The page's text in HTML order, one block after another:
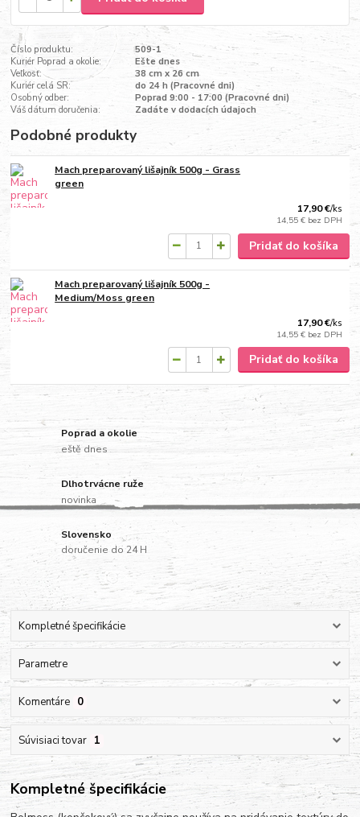
Číslo produktu:
509-1
Kuriér Poprad a okolie:
Ešte dnes
Veľkosť:
38 cm x 26 cm
Kuriér celá SR:
do 24 h (Pracovné dni)
Osobný odber:
Poprad 9:00 - 17:00 (Pracovné dni)
Váš dátum doručenia:
Zadáte v dodacích údajoch
Podobné produkty
Mach preparovaný lišajník 500g - Grass
green
17,90 €/ks
14,55 € bez DPH
Pridať do košíka
Mach preparovaný lišajník 500g -
Medium/Moss green
17,90 €/ks
14,55 € bez DPH
Pridať do košíka
Poprad a okolie
eště dnes
Dlhotrvácne ruže
novinka
Slovensko
doručenie do 24 H
Kompletné špecifikácie
Parametre
Komentáre 0
Súvisiaci tovar 1
Kompletné špecifikácie